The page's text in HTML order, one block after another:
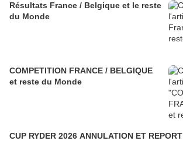
Résultats France / Belgique et le reste
du Monde
COMPETITION FRANCE / BELGIQUE
et reste du Monde
CUP RYDER 2026 ANNULATION ET REPORT